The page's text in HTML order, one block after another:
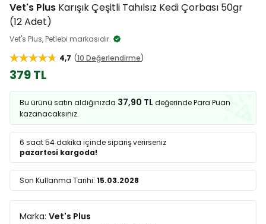
Vet's Plus Karışık Çeşitli Tahılsız Kedi Çorbası 50gr
(12 Adet)
Vet's Plus, Petlebi markasıdır.
4,7
10 Değerlendirme
379 TL
Bu ürünü satın aldığınızda 37,90 TL değerinde Para Puan
kazanacaksınız.
6 saat 54 dakika içinde sipariş verirseniz
pazartesi kargoda!
Son Kullanma Tarihi: 15.03.2028
Marka: Vet's Plus